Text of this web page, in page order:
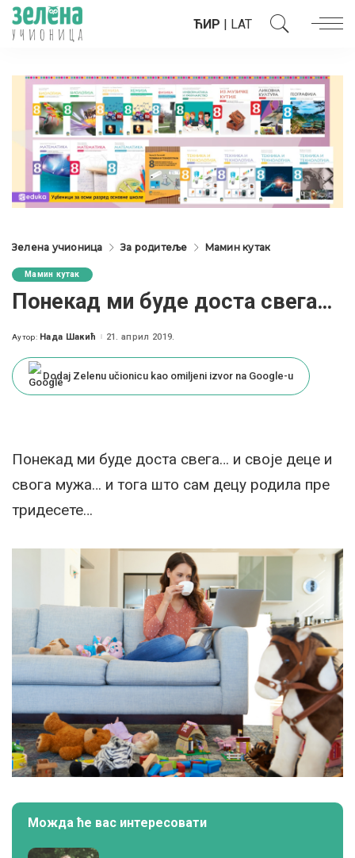
ЋИР | LAT
Зелена учионица За родитеље Мамин кутак
Мамин кутак
Понекад ми буде доста свега…
Posted
Аутор: Нада Шакић 21. април 2019.
Dodaj Zelenu učionicu kao omiljeni izvor na Google-u
Понекад ми буде доста свега… и своје деце и
свога мужа… и тога што сам децу родила пре
тридесете…
Можда ће вас интересовати